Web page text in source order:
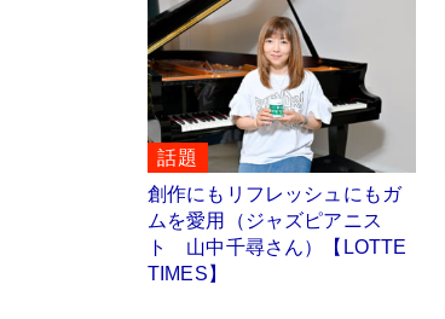
話題
創作にもリフレッシュにもガ
ムを愛用（ジャズピアニス
ト 山中千尋さん）【LOTTE
TIMES】